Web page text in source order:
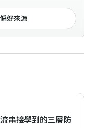
好來源
串接學到的三層防